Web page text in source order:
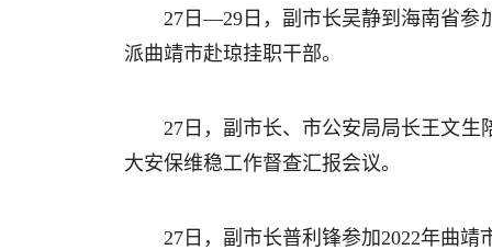
27日—29日，副市长吴静到海南省参
派曲靖市赴琼挂职干部。
27日，副市长、市公安局局长王文
大安保维稳工作督查汇报会议。
27日，副市长普利锋参加2022年曲